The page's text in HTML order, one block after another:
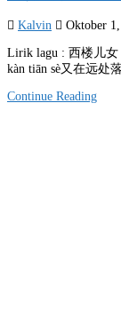
Kalvin Oktober
Lirik lagu : 西楼儿
kàn tiān sè又在远处
Continue Reading